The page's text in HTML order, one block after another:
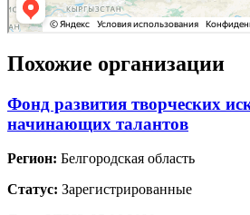
Похожие организации
Фонд развития творческих
начинающих талантов
Регион: Белгородская область
Статус: Зарегистрированные